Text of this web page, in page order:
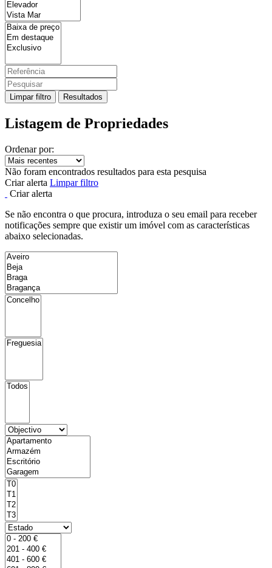
Limpar filtro Resultados
Listagem de Propriedades
Ordenar por:
Não foram encontrados resultados para esta pesquisa
Criar alerta Limpar filtro
Criar alerta
Se não encontra o que procura, introduza o seu email para receber
notificações sempre que existir um imóvel com as características
abaixo selecionadas.